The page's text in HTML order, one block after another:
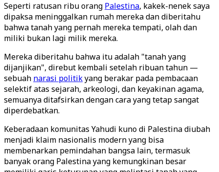
Seperti ratusan ribu orang Palestina, kakek-nenek saya
dipaksa meninggalkan rumah mereka dan diberitahu
bahwa tanah yang pernah mereka tempati, olah dan
miliki bukan lagi milik mereka.
Mereka diberitahu bahwa itu adalah "tanah yang
dijanjikan", direbut kembali setelah ribuan tahun —
sebuah narasi politikyang berakar pada pembacaan
selektif atas sejarah, arkeologi, dan keyakinan agama,
semuanya ditafsirkan dengan cara yang tetap sangat
diperdebatkan.
Keberadaan komunitas Yahudi kuno di Palestina diubah
menjadi klaim nasionalis modern yang bisa
membenarkan pemindahan bangsa lain, termasuk
banyak orang Palestina yang kemungkinan besar